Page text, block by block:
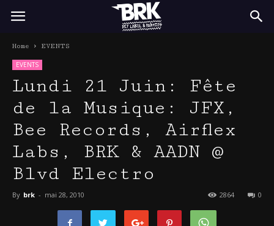
BRK
Home EVENTS
EVENTS
Lundi 21 Juin: Fête
de la Musique: JFX,
Bee Records, Airflex
Labs, BRK & AADN @
Blvd Electro
By brk - mai 28, 2010 0
2864